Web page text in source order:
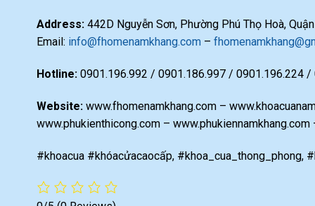
Address: 442D Nguyễn Sơn, Phường Phú Thọ Hoà,
Email: info@fhomenamkhang.com –
Hotline: 0901.196.992 / 0901.186.997 / 0901.196.224
Website: www.fhomenamkhang.com –
www.phukienthicong.com –
#khoacua #khóacửacaocấp, #khoa_cua_thong_phong,